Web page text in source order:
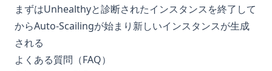
まずはUnhealthyと診断されたインスタンスを終了して
からAuto-Scailingが始まり新しいインスタンスが生成
される
よくある質問（FAQ）